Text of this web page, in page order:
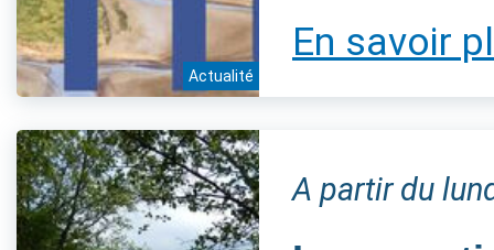
Actualité
En savoir
A partir du